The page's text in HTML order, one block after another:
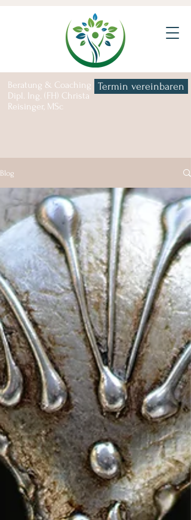
Beratung & Coaching |
Dipl. Ing. (FH) Christa
Reisinger, MSc
Termin vereinbaren
Blog